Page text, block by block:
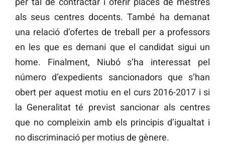
als seus centres docents. També ha demanat
una relació d’ofertes de treball per a professors
en les que es demani que el candidat sigui un
home. Finalment, Niubó s’ha interessat pel
número d’expedients sancionadors que s’han
obert per aquest motiu en el curs 2016-2017 i si
la Generalitat té previst sancionar als centres
que no compleixin amb els principis d’igualtat i
no discriminació per motius de gènere.